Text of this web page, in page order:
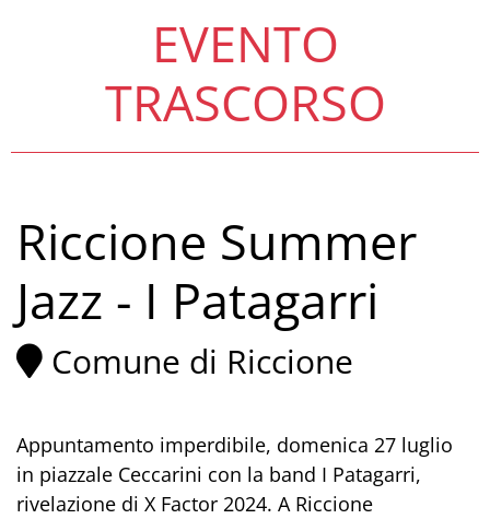
EVENTO
TRASCORSO
Riccione Summer
Jazz - I Patagarri
Comune di Riccione
Appuntamento imperdibile, domenica 27 luglio
in piazzale Ceccarini con la band I Patagarri,
rivelazione di X Factor 2024. A Riccione